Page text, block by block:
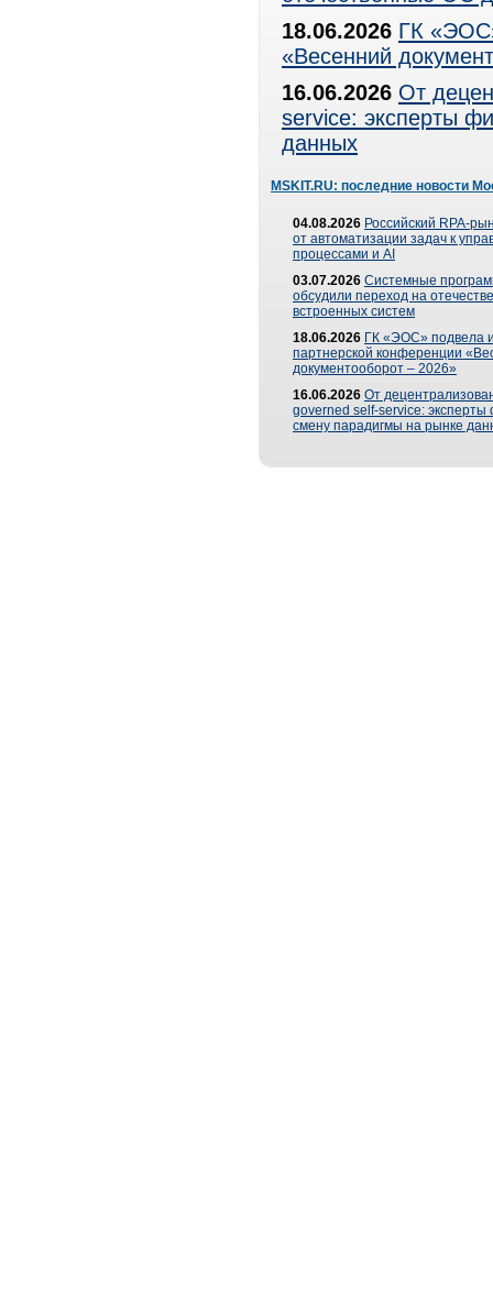
18.06.2026 ГК
«Весенний
16.06.2026 От
service: эксперты
данных
MSKIT.RU: последние новости
04.08.2026 Российский RPA-
от автоматизации задач к
процессами и AI
03.07.2026 Системные
обсудили переход на
встроенных систем
18.06.2026 ГК «ЭОС» подвела
партнерской конференции
документооборот – 2026»
16.06.2026 От
governed self-service: эксперты
смену парадигмы на рынке